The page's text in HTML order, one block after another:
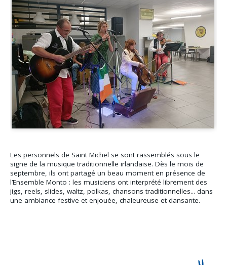
Les personnels de Saint Michel se sont rassemblés sous le
signe de la musique traditionnelle irlandaise. Dès le mois de
septembre, ils ont partagé un beau moment en présence de
l’Ensemble Monto : les musiciens ont interprété librement des
jigs, reels, slides, waltz, polkas, chansons traditionnelles... dans
une ambiance festive et enjouée, chaleureuse et dansante.